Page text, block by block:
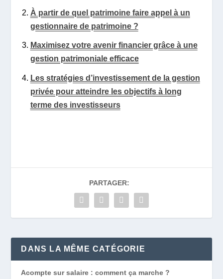
À partir de quel patrimoine faire appel à un
gestionnaire de patrimoine ?
Maximisez votre avenir financier grâce à une
gestion patrimoniale efficace
Les stratégies d’investissement de la gestion
privée pour atteindre les objectifs à long
terme des investisseurs
PARTAGER:
DANS LA MÊME CATÉGORIE
Acompte sur salaire : comment ça marche ?